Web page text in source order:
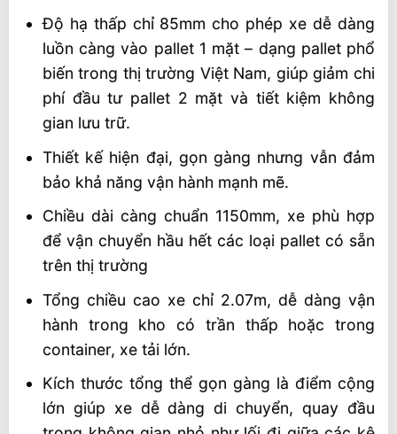
Độ hạ thấp chỉ 85mm cho phép xe dễ dàng
luồn càng vào pallet 1 mặt – dạng pallet phổ
biến trong thị trường Việt Nam, giúp giảm chi
phí đầu tư pallet 2 mặt và tiết kiệm không
gian lưu trữ.
Thiết kế hiện đại, gọn gàng nhưng vẫn đảm
bảo khả năng vận hành mạnh mẽ.
Chiều dài càng chuẩn 1150mm, xe phù hợp
để vận chuyển hầu hết các loại pallet có sẵn
trên thị trường
Tổng chiều cao xe chỉ 2.07m, dễ dàng vận
hành trong kho có trần thấp hoặc trong
container, xe tải lớn.
Kích thước tổng thể gọn gàng là điểm cộng
lớn giúp xe dễ dàng di chuyển, quay đầu